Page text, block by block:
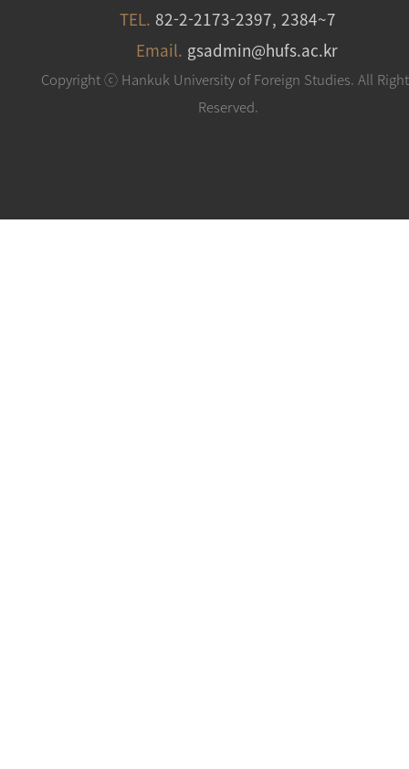
TEL. 82-2-2173-2397, 2384~7
Email. gsadmin@hufs.ac.kr
Copyright ⓒ Hankuk University of Foreign Studies. All
Reserved.